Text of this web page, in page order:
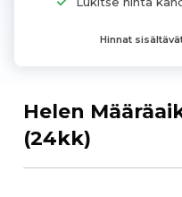
Hinnat
Helen
(24kk)